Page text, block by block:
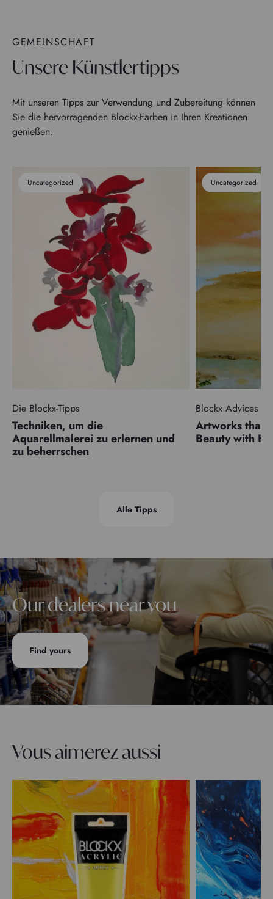
GEMEINSCHAFT
Unsere Künstlertipps
Mit unseren Tipps zur Verwendung und Zubereitung können
Sie die hervorragenden Blockx-Farben in Ihren Kreationen
genießen.
Uncategorized
Die Blockx-Tipps
Techniken, um die
Aquarellmalerei zu erlernen und
zu beherrschen
Uncategorized
Blockx Advices
Artworks that
Beauty with
Alle Tipps
Our dealers near you
Find yours
Vous aimerez aussi